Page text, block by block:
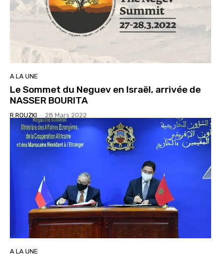
A LA UNE
Le Sommet du Neguev en Israël, arrivée de
NASSER BOURITA
R.ROUZKI - 28 Mars 2022
A LA UNE